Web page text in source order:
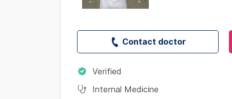
Contact doctor
Verified
Internal Medicine